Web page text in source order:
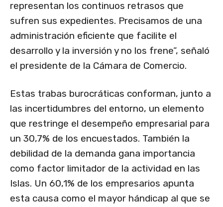
representan los continuos retrasos que
sufren sus expedientes. Precisamos de una
administración eficiente que facilite el
desarrollo y la inversión y no los frene”, señaló
el presidente de la Cámara de Comercio.
Estas trabas burocráticas conforman, junto a
las incertidumbres del entorno, un elemento
que restringe el desempeño empresarial para
un 30,7% de los encuestados. También la
debilidad de la demanda gana importancia
como factor limitador de la actividad en las
Islas. Un 60,1% de los empresarios apunta
esta causa como el mayor hándicap al que se